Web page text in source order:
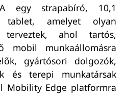
egy strapabíró, 10,1
tablet, amelyet olyan
terveztek, ahol tartós,
mobil munkaállomásra
gyártósori dolgozók,
és terepi munkatársak
Mobility Edge platformra